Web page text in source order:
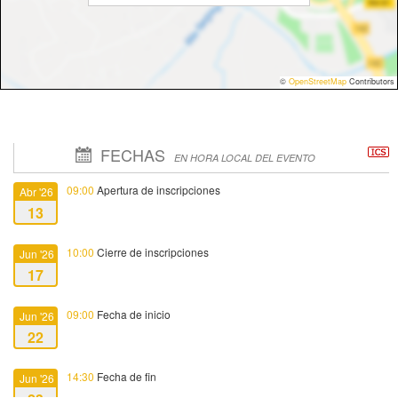
© OpenStreetMap Contributors
FECHAS EN HORA LOCAL DEL EVENTO
Abr '26
13
09:00 Apertura de inscripciones
Jun '26
17
10:00 Cierre de inscripciones
Jun '26
22
09:00 Fecha de inicio
Jun '26
23
14:30 Fecha de fin